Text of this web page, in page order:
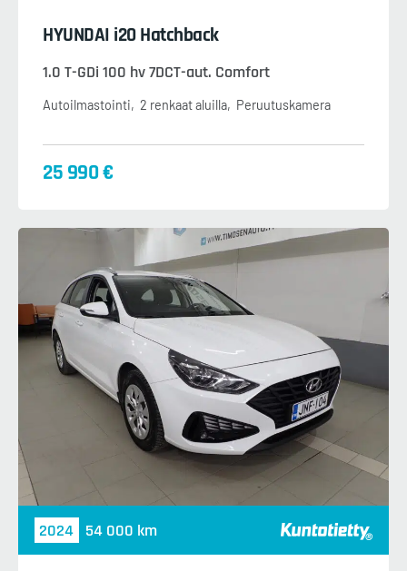
HYUNDAI i20 Hatchback
1.0 T-GDi 100 hv 7DCT-aut. Comfort
Autoilmastointi 2 renkaat aluilla Peruutuskamera
25 990 €
2024 54 000 km